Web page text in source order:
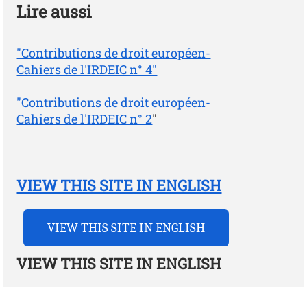
Lire aussi
"Contributions de droit européen-
Cahiers de l'IRDEIC n° 4"
"Contributions de droit européen-
Cahiers de l'IRDEIC n° 2"
VIEW THIS SITE IN ENGLISH
VIEW THIS SITE IN ENGLISH
VIEW THIS SITE IN ENGLISH